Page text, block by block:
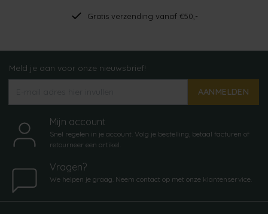
Gratis verzending vanaf €50,-
Meld je aan voor onze nieuwsbrief!
AANMELDEN
Mijn account
Snel regelen in je account. Volg je bestelling, betaal facturen of
retourneer een artikel.
Vragen?
We helpen je graag. Neem contact op met onze klantenservice.